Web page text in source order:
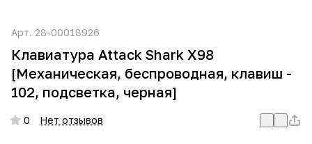
Арт. 28-00018926
Клавиатура Attack Shark X98
[Механическая, беспроводная, клавиш -
102, подсветка, черная]
0 Нет отзывов